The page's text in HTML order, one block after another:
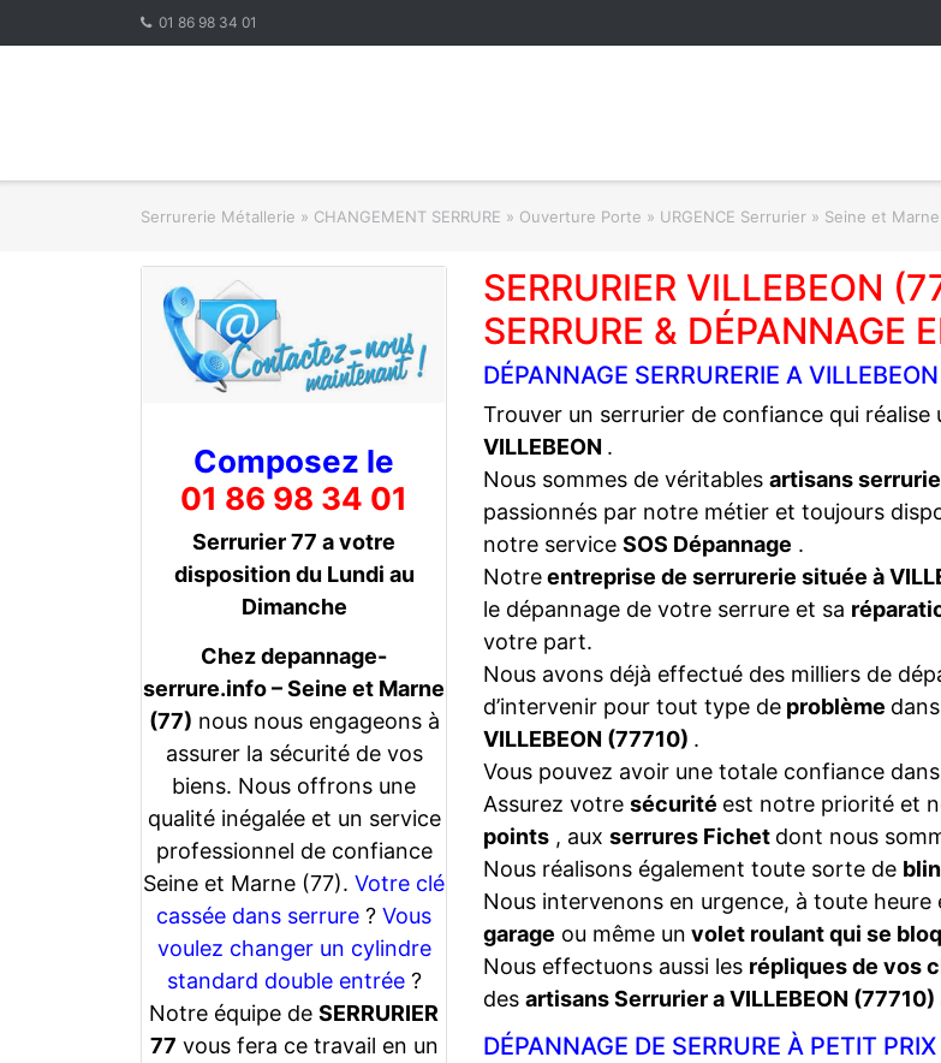
01 86 98 34 01
Serrurerie Métallerie » CHANGEMENT SERRURE » Ouverture Porte » URGENCE Serrurier » Seine et
Composez le
01 86 98 34 01
Serrurier 77 a votre
disposition du Lundi au
Dimanche
Chez depannage-
serrure.info – Seine et Marne
(77) nous nous engageons à
assurer la sécurité de vos
biens. Nous offrons une
qualité inégalée et un service
professionnel de confiance
Seine et Marne (77). Votre clé
cassée dans serrure ? Vous
voulez changer un cylindre
standard double entrée ?
Notre équipe de SERRURIER
77 vous fera ce travail en un
SERRURIER VILLEBEON
SERRURE & DÉPANNAGE
DÉPANNAGE SERRURERIE A
Trouver un serrurier de confiance qui réalise
VILLEBEON .
Nous sommes de véritables artisans
passionnés par notre métier et toujours
notre service SOS Dépannage .
Notreentreprise de serrurerie située à
le dépannage de votre serrure et sa
votre part.
Nous avons déjà effectué des milliers de
d’intervenir pour tout type de problème
VILLEBEON (77710) .
Vous pouvez avoir une totale confiance
Assurez votre sécurité est notre priorité et
points , aux serrures Fichet dont nous
Nous réalisons également toute sorte de
Nous intervenons en urgence, à toute
garage ou même un volet roulant qui se
Nous effectuons aussi les répliques de vos
des artisans Serrurier a VILLEBEON (77710)
DÉPANNAGE DE SERRURE À PETIT PRIX